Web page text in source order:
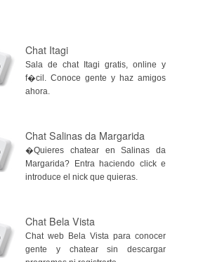
Chat Itagi
Sala de chat Itagi gratis, online y
f�cil. Conoce gente y haz amigos
ahora.
Chat Salinas da Margarida
�Quieres chatear en Salinas da
Margarida? Entra haciendo click e
introduce el nick que quieras.
Chat Bela Vista
Chat web Bela Vista para conocer
gente y chatear sin descargar